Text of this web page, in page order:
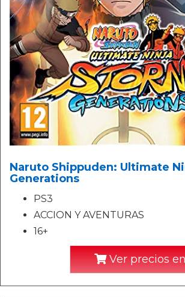
Naruto Shippuden: Ultimate
Generations
PS3
ACCION Y AVENTURAS
16+
Ver precios